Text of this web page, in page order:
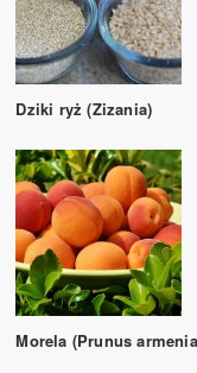
Dziki ryż (Zizania)
Morela (Prunus